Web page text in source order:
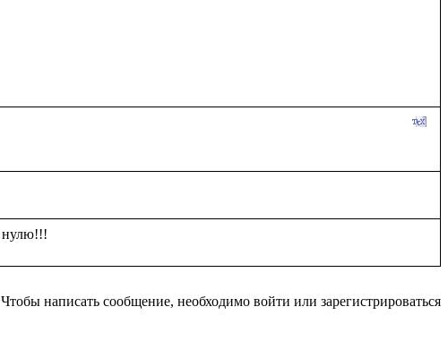
Чтобы написать сообщение, необходимо войти или зарегистрироваться